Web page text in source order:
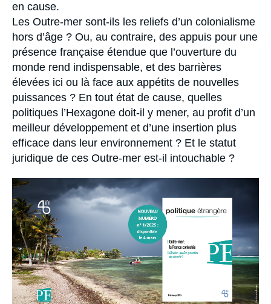
en cause.
Les Outre-mer sont-ils les reliefs d’un colonialisme
hors d’âge ? Ou, au contraire, des appuis pour une
présence française étendue que l’ouverture du
monde rend indispensable, et des barrières
élevées ici ou là face aux appétits de nouvelles
puissances ? En tout état de cause, quelles
politiques l’Hexagone doit-il y mener, au profit d’un
meilleur développement et d’une insertion plus
efficace dans leur environnement ? Et le statut
juridique de ces Outre-mer est-il intouchable ?
Image
principale